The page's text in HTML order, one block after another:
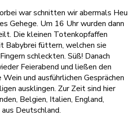
war schnitten wir abermals Heu
Gehege. Um 16 Uhr wurden dann
Die kleinen Totenkopfaffen
Babybrei füttern, welchen sie
schleckten. Süß! Danach
Feierabend und ließen den
und ausführlichen Gesprächen
ausklingen. Zur Zeit sind hier
Belgien, Italien, England,
Deutschland.